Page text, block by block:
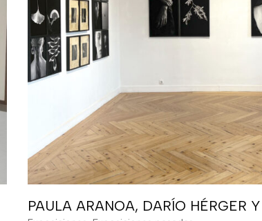
PAULA ARANOA, DARÍO HÉRGER